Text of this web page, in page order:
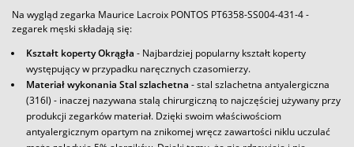
Na wygląd zegarka Maurice Lacroix PONTOS PT6358-SS004-431-4 -
zegarek męski składają się:
Kształt koperty Okrągła - Najbardziej popularny kształt koperty
występujący w przypadku naręcznych czasomierzy.
Materiał wykonania Stal szlachetna - stal szlachetna antyalergiczna
(316l) - inaczej nazywana stalą chirurgiczną to najczęściej używany przy
produkcji zegarków materiał. Dzięki swoim właściwościom
antyalergicznym opartym na znikomej wręcz zawartości niklu uczulać